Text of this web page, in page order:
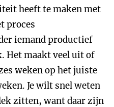
heeft te maken met
proces
iemand productief
Het maakt veel uit of
weken op het juiste
Je wilt snel weten
zitten, want daar zijn